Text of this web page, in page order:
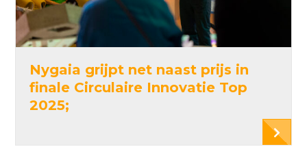
Nygaia grijpt net naast prijs in
finale Circulaire Innovatie Top
2025;